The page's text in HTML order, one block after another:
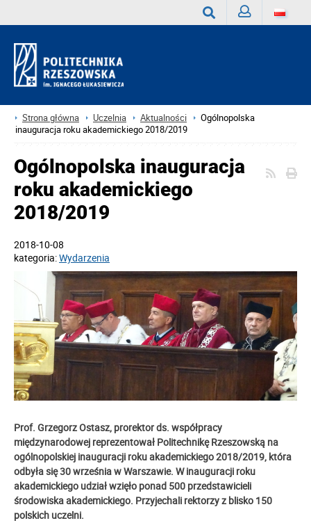
Strona główna Uczelnia Aktualności
Ogólnopolska
inauguracja roku akademickiego 2018/2019
Ogólnopolska inauguracja
roku akademickiego
2018/2019
2018-10-08
kategoria:Wydarzenia
Prof. Grzegorz Ostasz, prorektor ds. współpracy
międzynarodowej reprezentował Politechnikę Rzeszowską na
ogólnopolskiej inauguracji roku akademickiego 2018/2019, która
odbyła się 30 września w Warszawie. W inauguracji roku
akademickiego udział wzięło ponad 500 przedstawicieli
środowiska akademickiego. Przyjechali rektorzy z blisko 150
polskich uczelni.